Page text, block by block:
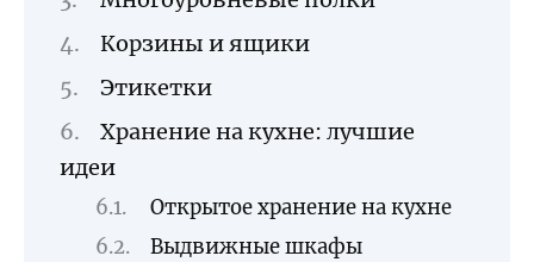
Корзины и ящики
Этикетки
Хранение на кухне: лучшие
идеи
Открытое хранение на кухне
Выдвижные шкафы